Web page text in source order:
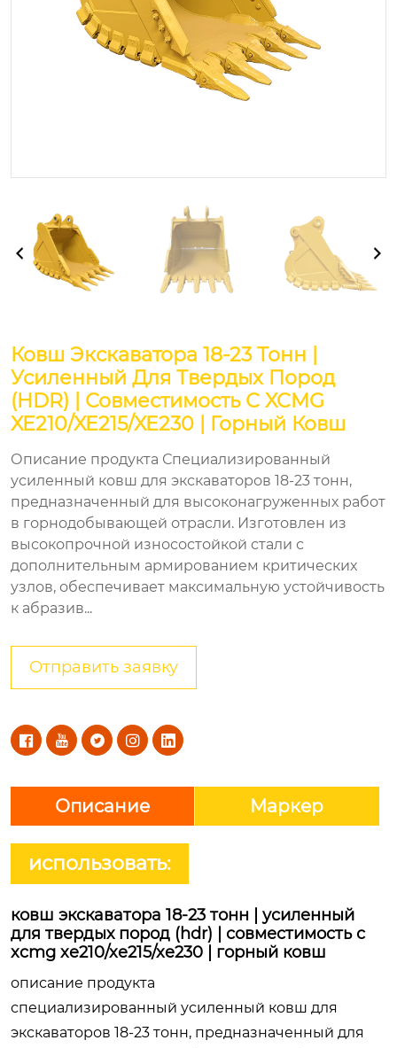
Ковш Экскаватора 18-23 Тонн |
Усиленный Для Твердых Пород
(HDR) | Совместимость С XCMG
XE210/XE215/XE230 | Горный Ковш
Описание продукта Специализированный
усиленный ковш для экскаваторов 18-23 тонн,
предназначенный для высоконагруженных работ
в горнодобывающей отрасли. Изготовлен из
высокопрочной износостойкой стали с
дополнительным армированием критических
узлов, обеспечивает максимальную устойчивость
к абразив...
Отправить заявку
    
Описание Маркер
использовать:
ковш экскаватора 18-23 тонн | усиленный
для твердых пород (hdr) | совместимость с
xcmg xe210/xe215/xe230 | горный ковш
описание продукта
специализированный усиленный ковш для
экскаваторов 18-23 тонн, предназначенный для